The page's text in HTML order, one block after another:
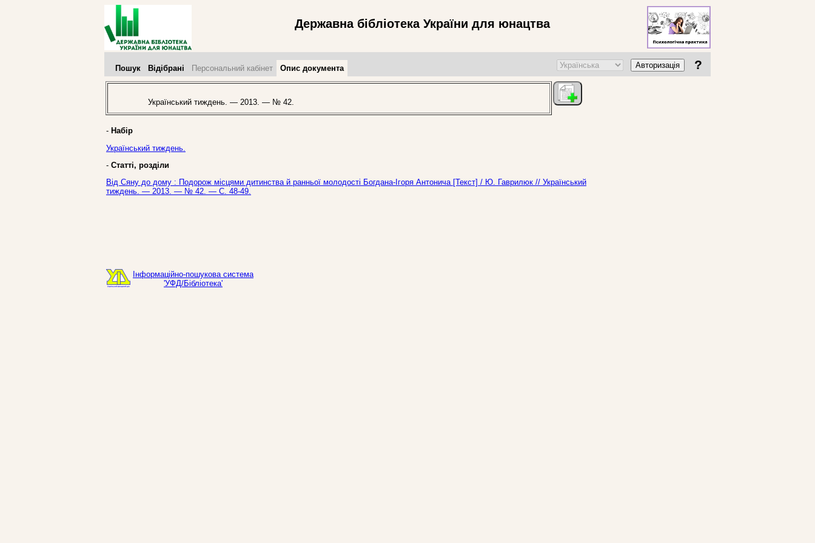
Державна бібліотека України для юнацтва
Пошук Відібрані Персональний кабінет Опис документа Авторизація ?
Український тиждень. — 2013. — № 42.
- Набір
Український тиждень.
- Статті, розділи
Від Сяну до дому : Подорож місцями дитинства й ранньої молодості Богдана-Ігоря Антонича [Текст] / Ю. Гаврилюк // Український
тиждень. — 2013. — № 42. — С. 48-49.
Інформаційно-пошукова система
'УФД/Бібліотека'